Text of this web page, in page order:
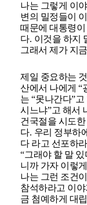
나는 그렇게 이
변의 밀정들이
때문에 대통령
다. 이것을 하지
그래서 제가 지
제일 중요하는
산에서 나에게“
는“못나간다”고
시느냐”고 해서
건국절을 시도
다. 우리 정부하
다 라고 선포하라
“그래야 할 말 있
니까 가자 이렇
나는 그런 조건
참석하라고 이
금 첨예하게 대